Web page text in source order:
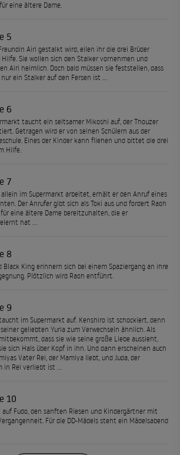
eine ältere Dame.
5
Airi gestalkt wird, eilen ihr die drei Brüder
Sie wollen sich den Stalker vornehmen und
Airi heimlich. Doch bald müssen sie feststellen, dass
ein Stalker auf den Fersen ist ...
6
taucht ein seltsamer Mikoshi auf, der Thouzer
Getragen wird er von seinen Schülern aus der
Eines der Kinder kann fliehen und bittet die drei
Hilfe.
7
allein im Supermarkt arbeitet, erhält er den Anruf eines
Der Anrufer gibt sich als Toki aus und fordert Raoh
für eine ältere Dame bereitzuhalten, die er
hat ...
8
Black King erinnern sich bei einem Spaziergang an ihre
Plötzlich wird Raoh entführt.
9
im Supermarkt auf. Kenshiro ist schockiert, denn
geliebten Yuria zum Verwechseln ähnlich. Als
dass sie wie seine große Liebe aussieht,
sich Hals über Kopf in ihn. Und dann erscheinen auch
Vater Rei, der Mamiya liebt, und Juda, der
in Rei verliebt ist …
10
Fudo, den sanften Riesen und Kindergärtner mit
Für die DD-Mädels steht ein Mädelsabend